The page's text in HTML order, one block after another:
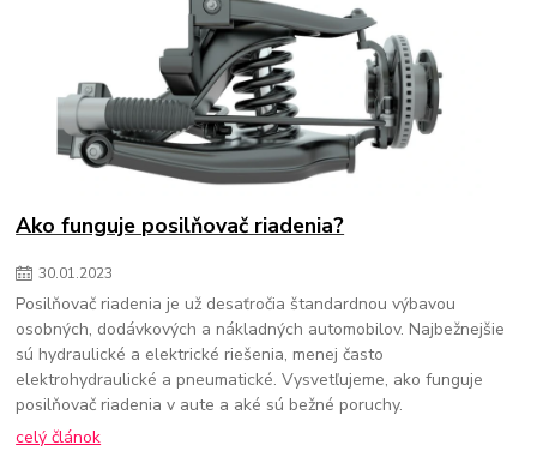
Ako funguje posilňovač riadenia?
30.01.2023
Posilňovač riadenia je už desaťročia štandardnou výbavou
osobných, dodávkových a nákladných automobilov. Najbežnejšie
sú hydraulické a elektrické riešenia, menej často
elektrohydraulické a pneumatické. Vysvetľujeme, ako funguje
posilňovač riadenia v aute a aké sú bežné poruchy.
celý článok